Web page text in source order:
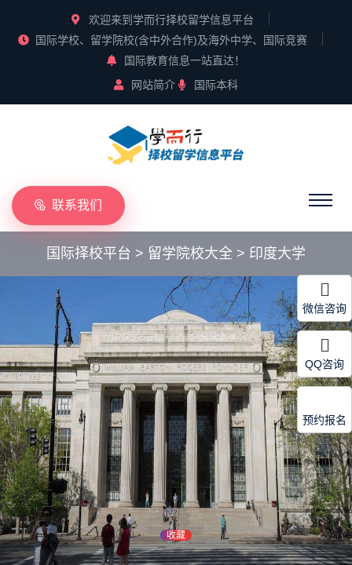
欢迎来到学而行择校留学信息平台
国际学校、留学院校(含中外合作)及海外中学、国际竞赛
国际教育信息一站直达！
网站简介
国际本科
联系我们
国际择校平台 > 留学院校大全 > 印度大学
收藏
微信咨询
QQ咨询
预约报名